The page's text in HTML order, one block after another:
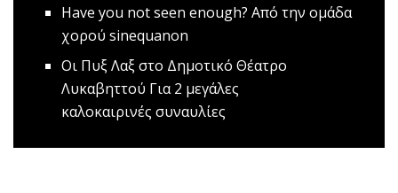
Have you not seen enough? Aπό την ομάδα
χορού sinequanon
Oι Πυξ Λαξ στο Δημοτικό Θέατρο
Λυκαβηττού Για 2 μεγάλες
καλοκαιρινές συναυλίες